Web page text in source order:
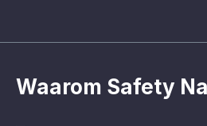
Waarom Safety